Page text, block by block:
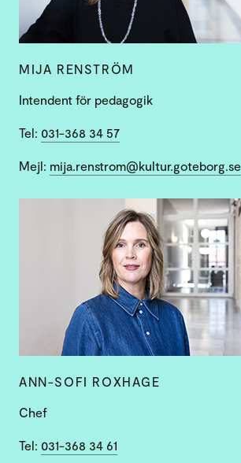
MIJA RENSTRÖM
Intendent för pedagogik
Tel: 031-368 34 57
Mejl: mija.renstrom@kultur.goteborg.se
ANN-SOFI ROXHAGE
Chef
Tel: 031-368 34 61